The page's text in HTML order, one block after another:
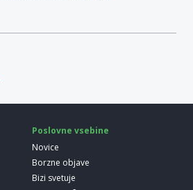
Poslovne vsebine
Novice
Borzne objave
Bizi svetuje